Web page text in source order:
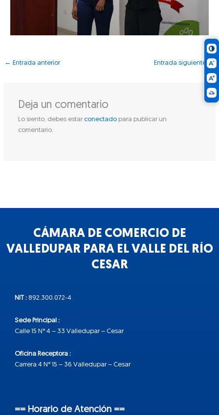
← Entrada anterior Entrada siguiente →
Deja un comentario
Lo siento, debes estar conectadopara publicar un
comentario.
CÁMARA DE COMERCIO DE
VALLEDUPAR PARA EL VALLE DEL RÍO
CESAR
NIT : 892.300.072-4
Sede Principal :
Calle 15 N° 4 – 33 Valledupar – Cesar
Oficina Receptora :
Carrera 4 N° 15 – 36 Valledupar – Cesar
== Horario de Atención ==